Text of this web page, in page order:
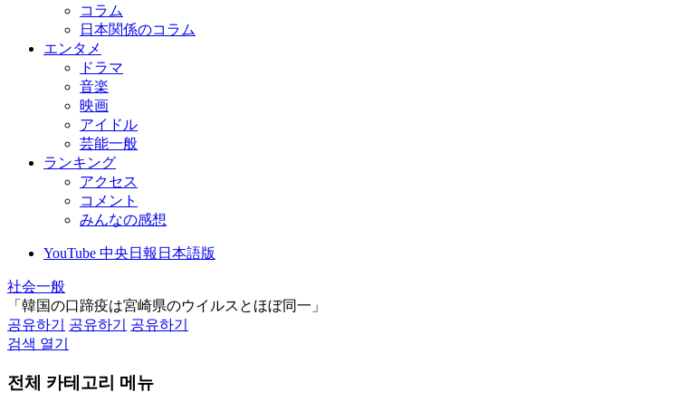
コラム
日本関係のコラム
エンタメ
ドラマ
音楽
映画
アイドル
芸能一般
ランキング
アクセス
コメント
みんなの感想
YouTube 中央日報日本語版
社会一般
「韓国の口蹄疫は宮崎県のウイルスとほぼ同一」
공유하기
공유하기
공유하기
검색 열기
전체 카테고리 메뉴